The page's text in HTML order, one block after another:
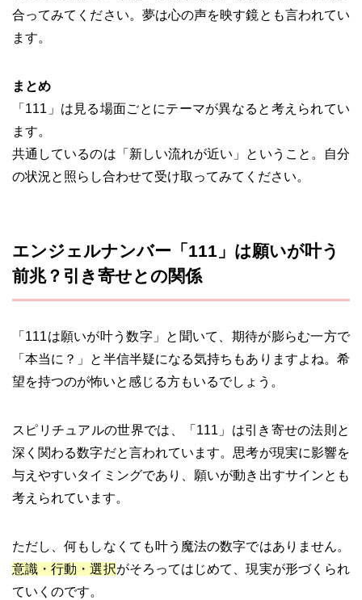
合ってみてください。夢は心の声を映す鏡とも言われてい
ます。
まとめ
「111」は見る場面ごとにテーマが異なると考えられてい
ます。
共通しているのは「新しい流れが近い」ということ。自分
の状況と照らし合わせて受け取ってみてください。
エンジェルナンバー「111」は願いが叶う
前兆？引き寄せとの関係
「111は願いが叶う数字」と聞いて、期待が膨らむ一方で
「本当に？」と半信半疑になる気持ちもありますよね。希
望を持つのが怖いと感じる方もいるでしょう。
スピリチュアルの世界では、「111」は引き寄せの法則と
深く関わる数字だと言われています。思考が現実に影響を
与えやすいタイミングであり、願いが動き出すサインとも
考えられています。
ただし、何もしなくても叶う魔法の数字ではありません。
意識・行動・選択がそろってはじめて、現実が形づくられ
ていくのです。